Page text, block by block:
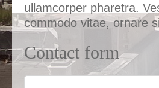
ullamcorper pharetra.
commodo vitae, ornare
Contact form